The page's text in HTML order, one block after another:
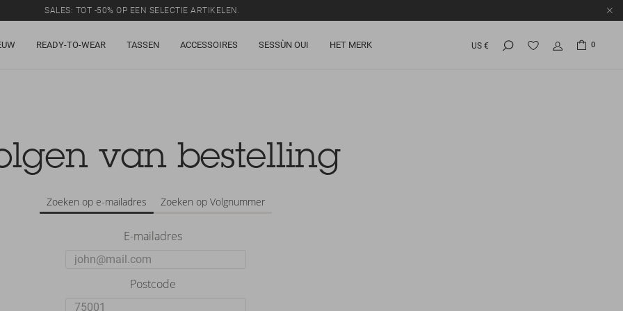
SALES: TOT -50% OP EEN SELECTIE ARTIKELEN.
READY-TO-WEAR TASSEN ACCESSOIRES SESSÙN OUI HET MERK US € 0
van bestelling
Zoeken op e-mailadres Zoeken op Volgnummer
E-mailadres
Postcode